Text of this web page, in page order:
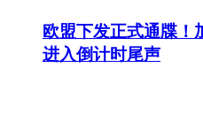
欧盟下发正式通牒！
进入倒计时尾声